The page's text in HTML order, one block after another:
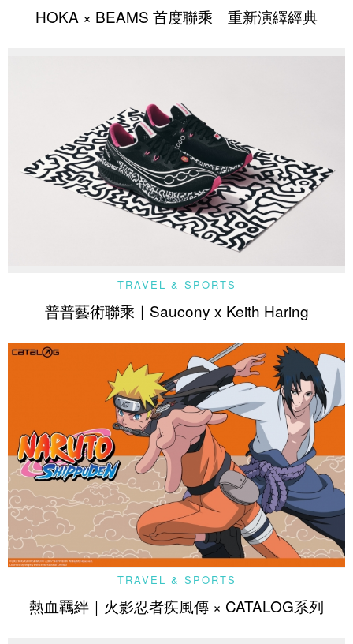
HOKA × BEAMS 首度聯乘 重新演繹經典
TRAVEL & SPORTS
普普藝術聯乘｜Saucony x Keith Haring
TRAVEL & SPORTS
熱血羈絆｜火影忍者疾風傳 × CATALOG系列